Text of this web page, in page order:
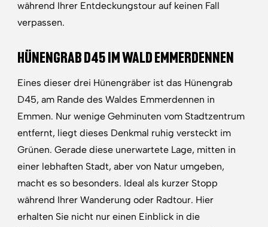
während Ihrer Entdeckungstour auf keinen Fall
verpassen.
HÜNENGRAB D45 IM WALD EMMERDENNEN
Eines dieser drei Hünengräber ist das Hünengrab
D45, am Rande des Waldes Emmerdennen in
Emmen. Nur wenige Gehminuten vom Stadtzentrum
entfernt, liegt dieses Denkmal ruhig versteckt im
Grünen. Gerade diese unerwartete Lage, mitten in
einer lebhaften Stadt, aber von Natur umgeben,
macht es so besonders. Ideal als kurzer Stopp
während Ihrer Wanderung oder Radtour. Hier
erhalten Sie nicht nur einen Einblick in die